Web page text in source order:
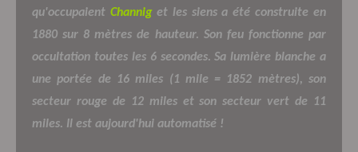
qu'occupaient Channiget les siens a été construite en
1880 sur 8 mètres de hauteur. Son feu fonctionne par
occultation toutes les 6 secondes. Sa lumière blanche a
une portée de 16 miles (1 mile = 1852 mètres), son
secteur rouge de 12 miles et son secteur vert de 11
miles. Il est aujourd'hui automatisé !